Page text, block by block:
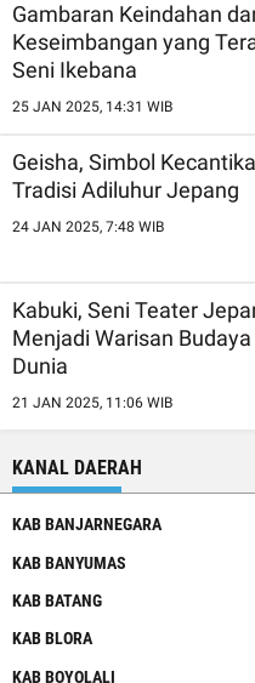
Gambaran Keindahan
Keseimbangan yang
Seni Ikebana
25 JAN 2025, 14:31 WIB
Geisha, Simbol
Tradisi Adiluhur Jepang
24 JAN 2025, 7:48 WIB
Kabuki, Seni Teater
Menjadi Warisan
Dunia
21 JAN 2025, 11:06 WIB
KANAL DAERAH
KAB BANJARNEGARA
KAB BANYUMAS
KAB BATANG
KAB BLORA
KAB BOYOLALI